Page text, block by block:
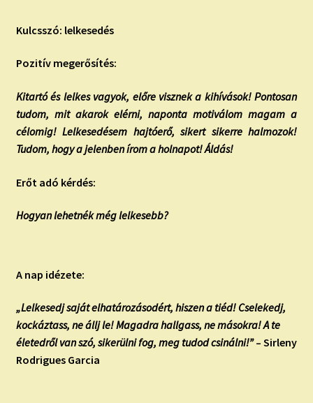
Kulcsszó: lelkesedés
Pozitív megerősítés:
Kitartó és lelkes vagyok, előre visznek a kihívások! Pontosan
tudom, mit akarok elérni, naponta motiválom magam a
célomig! Lelkesedésem hajtóerő, sikert sikerre halmozok!
Tudom, hogy a jelenben írom a holnapot! Áldás!
Erőt adó kérdés:
Hogyan lehetnék még lelkesebb?
A nap idézete:
„Lelkesedj saját elhatározásodért, hiszen a tiéd! Cselekedj,
kockáztass, ne állj le! Magadra hallgass, ne másokra! A te
életedről van szó, sikerülni fog, meg tudod csinálni!” – Sirleny
Rodrigues Garcia